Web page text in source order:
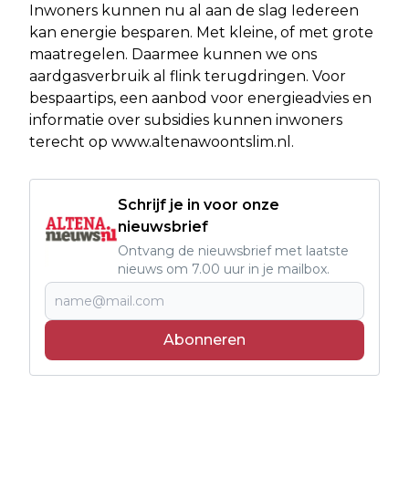
Inwoners kunnen nu al aan de slag Iedereen
kan energie besparen. Met kleine, of met grote
maatregelen. Daarmee kunnen we ons
aardgasverbruik al flink terugdringen. Voor
bespaartips, een aanbod voor energieadvies en
informatie over subsidies kunnen inwoners
terecht op www.altenawoontslim.nl.
Schrijf je in voor onze
nieuwsbrief
Ontvang de nieuwsbrief met laatste
nieuws om 7.00 uur in je mailbox.
Abonneren